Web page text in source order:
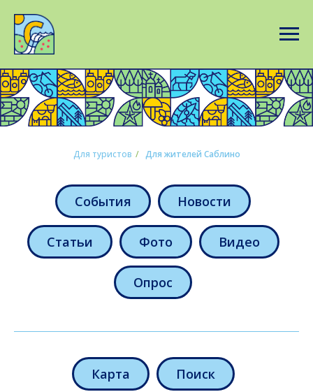
Для туристов / Для жителей Саблино
События Новости
Статьи Фото Видео
Опрос
Карта Поиск